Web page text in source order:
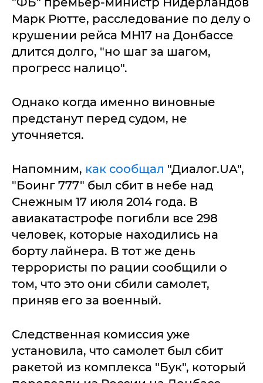
Марк Рютте, расследование по делу о
крушении рейса МН17 на Донбассе
длится долго, "но шаг за шагом,
прогресс налицо".
Однако когда именно виновные
предстанут перед судом, не
уточняется.
Напомним, как сообщал "Диалог.UA",
"Боинг 777" был сбит в небе над
Снежным 17 июля 2014 года. В
авиакатастрофе погибли все 298
человек, которые находились на
борту лайнера. В тот же день
террористы по рации сообщили о
том, что это они сбили самолет,
приняв его за военный.
Следственная комиссия уже
установила, что самолет был сбит
ракетой из комплекса "Бук", который